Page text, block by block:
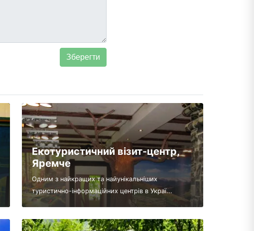
Екотуристичний візит-центр,
Яремче
Одним з найкращих та найунікальніших
туристично-інформаційних центрів в Украї...